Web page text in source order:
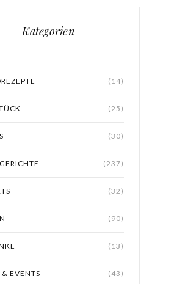
Kategorien
(14)
(25)
(30)
(237)
(32)
(90)
(13)
& EVENTS (43)